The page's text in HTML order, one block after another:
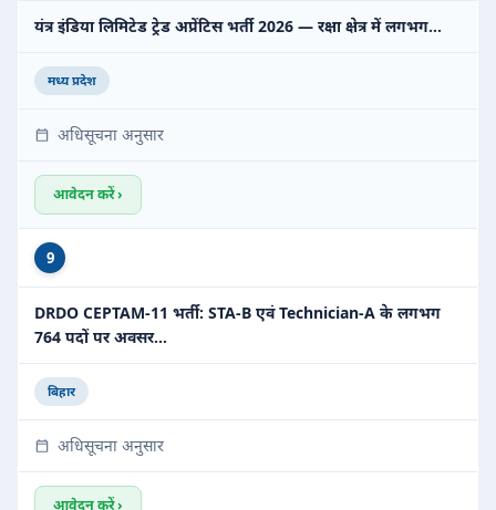
यंत्र इंडिया लिमिटेड ट्रेड अप्रेंटिस भर्ती 2026 — रक्षा क्षेत्र में लगभग…
मध्य प्रदेश
अधिसूचना अनुसार
आवेदन करें ›
9
DRDO CEPTAM-11 भर्ती: STA-B एवं Technician-A के लगभग
764 पदों पर अवसर…
बिहार
अधिसूचना अनुसार
आवेदन करें ›